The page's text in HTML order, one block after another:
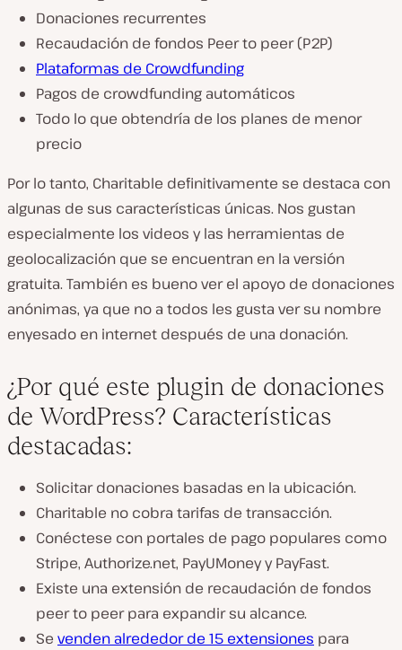
Donaciones recurrentes
Recaudación de fondos Peer to peer (P2P)
Plataformas de Crowdfunding
Pagos de crowdfunding automáticos
Todo lo que obtendría de los planes de menor
precio
Por lo tanto, Charitable definitivamente se destaca con
algunas de sus características únicas. Nos gustan
especialmente los videos y las herramientas de
geolocalización que se encuentran en la versión
gratuita. También es bueno ver el apoyo de donaciones
anónimas, ya que no a todos les gusta ver su nombre
enyesado en internet después de una donación.
¿Por qué este plugin de donaciones
de WordPress? Características
destacadas:
Solicitar donaciones basadas en la ubicación.
Charitable no cobra tarifas de transacción.
Conéctese con portales de pago populares como
Stripe, Authorize.net, PayUMoney y PayFast.
Existe una extensión de recaudación de fondos
peer to peer para expandir su alcance.
Se venden alrededor de 15 extensiones para